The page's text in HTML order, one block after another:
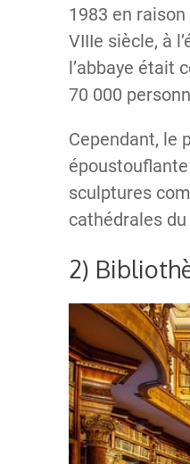
1983 en
VIIIe siècle, à
l’abbaye était
70 000
Cependant, le
sculptures
cathédrales
2)